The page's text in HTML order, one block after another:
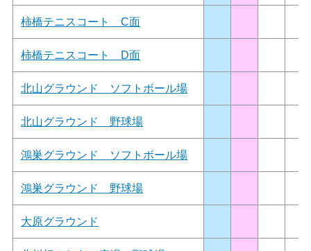
柿橋テニスコート C面
柿橋テニスコート D面
北山グラウンド ソフトボール場
北山グラウンド 野球場
鴻巣グラウンド ソフトボール場
鴻巣グラウンド 野球場
大原グラウンド